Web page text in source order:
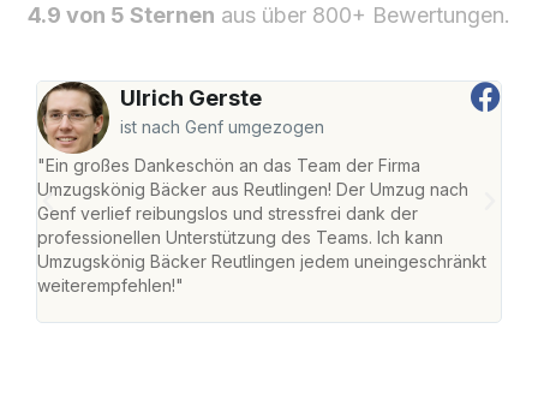
4.9 von 5 Sternen aus über 800+ Bewertungen.
Ulrich Gerste
ist nach Genf umgezogen
"Ein großes Dankeschön an das Team der Firma
Umzugskönig Bäcker aus Reutlingen! Der Umzug nach
Genf verlief reibungslos und stressfrei dank der
professionellen Unterstützung des Teams. Ich kann
Umzugskönig Bäcker Reutlingen jedem uneingeschränkt
weiterempfehlen!"